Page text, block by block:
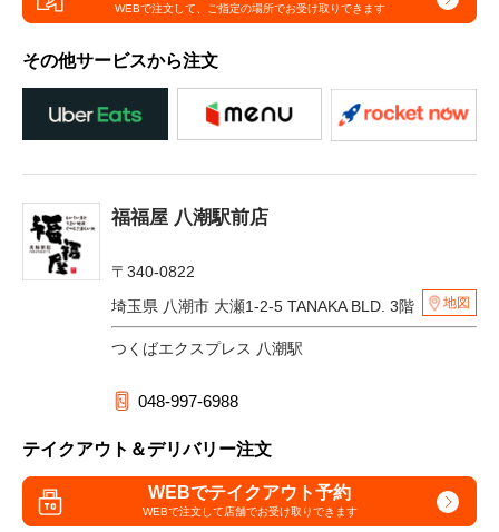
WEBで注文して、 ご指定の場所でお受け取りできます
その他サービスから注文
福福屋 八潮駅前店
〒340-0822
埼玉県 八潮市 大瀬1-2-5 TANAKA BLD. 3階
地図
つくばエクスプレス 八潮駅
048-997-6988
テイクアウト＆デリバリー注文
WEBでテイクアウト予約
WEBで注文して店舗でお受け取りできます